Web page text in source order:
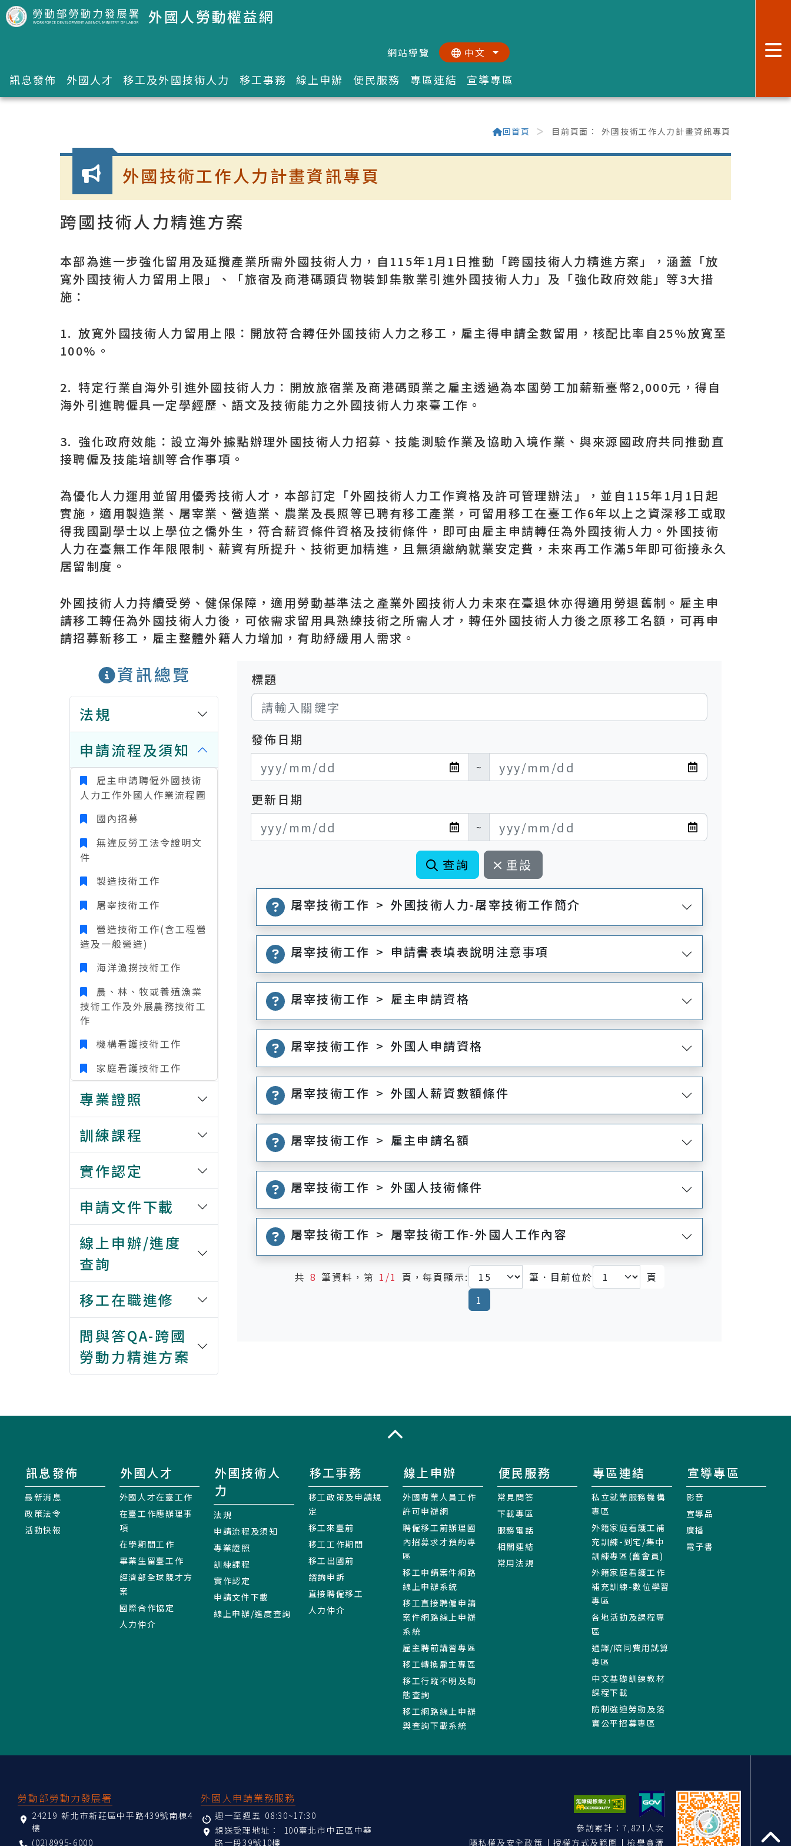
跳到主要內容區塊 外國人勞動權益網
:::網站導覽 中文
訊息發佈 外國人才 移工及外國技術人力 移工事務 線上申辦 便民服務 專區連結 宣導專區
回首頁 目前頁面： 外國技術工作人力計畫資訊專頁
外國技術工作人力計畫資訊專頁
跨國技術人力精進方案
本部為進一步強化留用及延攬產業所需外國技術人力，自115年1月1日推動「跨國技術人力精進方案」，涵蓋「放
寬外國技術人力留用上限」、「旅宿及商港碼頭貨物裝卸集散業引進外國技術人力」及「強化政府效能」等3大措
施：
1. 放寬外國技術人力留用上限：開放符合轉任外國技術人力之移工，雇主得申請全數留用，核配比率自25%放寬至
100%。
2. 特定行業自海外引進外國技術人力：開放旅宿業及商港碼頭業之雇主透過為本國勞工加薪新臺幣2,000元，得自
海外引進聘僱具一定學經歷、語文及技術能力之外國技術人力來臺工作。
3. 強化政府效能：設立海外據點辦理外國技術人力招募、技能測驗作業及協助入境作業、與來源國政府共同推動直
接聘僱及技能培訓等合作事項。
為優化人力運用並留用優秀技術人才，本部訂定「外國技術人力工作資格及許可管理辦法」，並自115年1月1日起
實施，適用製造業、屠宰業、營造業、農業及長照等已聘有移工產業，可留用移工在臺工作6年以上之資深移工或取
得我國副學士以上學位之僑外生，符合薪資條件資格及技術條件，即可由雇主申請轉任為外國技術人力。外國技術
人力在臺無工作年限限制、薪資有所提升、技術更加精進，且無須繳納就業安定費，未來再工作滿5年即可銜接永久
居留制度。
外國技術人力持續受勞、健保保障，適用勞動基準法之產業外國技術人力未來在臺退休亦得適用勞退舊制。雇主申
請移工轉任為外國技術人力後，可依需求留用具熟練技術之所需人才，轉任外國技術人力後之原移工名額，可再申
請招募新移工，雇主整體外籍人力增加，有助紓緩用人需求。
資訊總覽
法規
申請流程及須知
雇主申請聘僱外國技術
人力工作外國人作業流程圖
國內招募
無違反勞工法令證明文
件
製造技術工作
屠宰技術工作
營造技術工作(含工程營
造及一般營造)
海洋漁撈技術工作
農、林、牧或養殖漁業
技術工作及外展農務技術工
作
機構看護技術工作
家庭看護技術工作
專業證照
訓練課程
實作認定
申請文件下載
線上申辦/進度
查詢
移工在職進修
問與答QA-跨國
勞動力精進方案
標題
發佈日期
發布日期開始
~
發布日期結束
更新日期
更新日期開始
~
更新日期結束
查詢 重設
屠宰技術工作 > 外國技術人力-屠宰技術工作簡介
屠宰技術工作 > 申請書表填表說明注意事項
屠宰技術工作 > 雇主申請資格
屠宰技術工作 > 外國人申請資格
屠宰技術工作 > 外國人薪資數額條件
屠宰技術工作 > 雇主申請名額
屠宰技術工作 > 外國人技術條件
屠宰技術工作 > 屠宰技術工作-外國人工作內容
共 8筆資料，第 1/1 頁，每頁顯示: 筆．目前位於
頁
1
訊息發佈
最新消息
政策法令
活動快報
外國人才
外國人才在臺工作
在臺工作應辦理事
項
在學期間工作
畢業生留臺工作
經濟部全球競才方
案
國際合作協定
人力仲介
外國技術人
力
法規
申請流程及須知
專業證照
訓練課程
實作認定
申請文件下載
線上申辦/進度查詢
移工事務
移工政策及申請規
定
移工來臺前
移工工作期間
移工出國前
諮詢申訴
直接聘僱移工
人力仲介
線上申辦
外國專業人員工作
許可申辦網
聘僱移工前辦理國
內招募求才預約專
區
移工申請案件網路
線上申辦系統
移工直接聘僱申請
案件網路線上申辦
系統
雇主聘前講習專區
移工轉換雇主專區
移工行蹤不明及動
態查詢
移工網路線上申辦
與查詢下載系統
便民服務
常見問答
下載專區
服務電話
相關連結
常用法規
專區連結
私立就業服務機構
專區
外籍家庭看護工補
充訓練-到宅/集中
訓練專區(舊會員)
外籍家庭看護工作
補充訓練-數位學習
專區
各地活動及課程專
區
通譯/陪同費用試算
專區
中文基礎訓練教材
課程下載
防制強迫勞動及落
實公平招募專區
宣導專區
影音
宣導品
廣播
電子書
勞動部勞動力發展署
24219 新北市新莊區中平路439號南棟4
樓
(02)8995-6000
外國人申請業務服務
週一至週五 08:30~17:30
親送受理地址： 100臺北市中正區中華
路一段39號10樓
參訪累計：7,821人次
隱私權及安全政策
授權方式及範圍 檢舉貪瀆